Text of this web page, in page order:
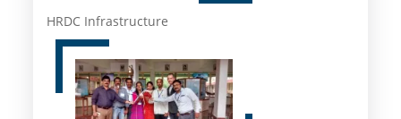
HRDC Infrastructure